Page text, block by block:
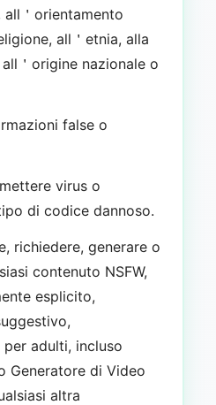
all＇orientamento
all＇etnia, alla
＇origine nazionale o
false o
virus o
di codice dannoso.
richiedere, generare o
contenuto NSFW,
esplicito,
adulti, incluso
Generatore di Video
altra